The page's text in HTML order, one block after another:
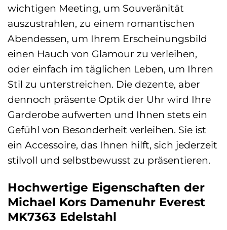
wichtigen Meeting, um Souveränität
auszustrahlen, zu einem romantischen
Abendessen, um Ihrem Erscheinungsbild
einen Hauch von Glamour zu verleihen,
oder einfach im täglichen Leben, um Ihren
Stil zu unterstreichen. Die dezente, aber
dennoch präsente Optik der Uhr wird Ihre
Garderobe aufwerten und Ihnen stets ein
Gefühl von Besonderheit verleihen. Sie ist
ein Accessoire, das Ihnen hilft, sich jederzeit
stilvoll und selbstbewusst zu präsentieren.
Hochwertige Eigenschaften der
Michael Kors Damenuhr Everest
MK7363 Edelstahl